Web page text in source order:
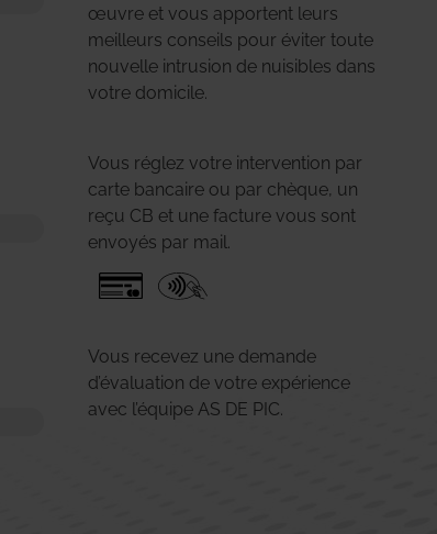
œuvre et vous apportent leurs
meilleurs conseils pour éviter toute
nouvelle intrusion de nuisibles dans
votre domicile.
Vous réglez votre intervention par
carte bancaire ou par chèque, un
reçu CB et une facture vous sont
envoyés par mail.
Vous recevez une demande
d’évaluation de votre expérience
avec l’équipe AS DE PIC.